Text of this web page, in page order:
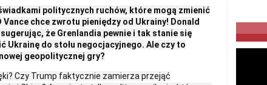
politycznych ruchów, które mogą zmienić
Vance chce zwrotu pieniędzy od Ukrainy! Donald
że Grenlandia pewnie i tak stanie się
Ukrainę do stołu negocjacyjnego. Ale czy to
geopolitycznej gry?
Czy Trump faktycznie zamierza przejąć